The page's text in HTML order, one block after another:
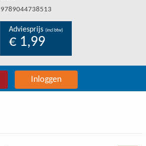
9789044738513
Adviesprijs (incl btw)
€ 1,99
Inloggen